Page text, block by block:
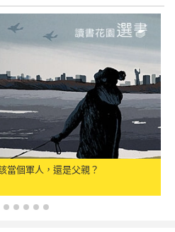
當個軍人，還是父親？